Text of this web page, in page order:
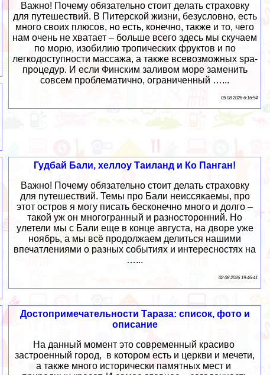
Важно! Почему обязательно стоит делать страховку
для путешествий. В Питерской жизни, безусловно, есть
много своих плюсов, но есть, конечно, также и то, чего
нам очень не хватает – больше всего здесь мы скучаем
по морю, изобилию тропических фруктов и по
легкодоступности массажа, а также всевозможных spa-
процедур. И если Финским заливом море заменить
совсем проблематично, ограниченный …...
05 08 2026 6:16:54
Гудбай Бали, хеллоу Таиланд и Ко Панган!
Важно! Почему обязательно стоит делать страховку
для путешествий. Темы про Бали неиссякаемы, про
этот остров я могу писать бесконечно много и долго –
такой уж он многогранный и разносторонний. Но
улетели мы с Бали еще в конце августа, на дворе уже
ноябрь, а мы всё продолжаем делиться нашими
впечатлениями о разных событиях и интересностях на
…...
02 08 2026 19:46:41
Достопримечательности Тараза: список, фото и
описание
На данный момент это современный красиво
застроенный город, в котором есть и церкви и мечети,
а также много исторически памятных мест и